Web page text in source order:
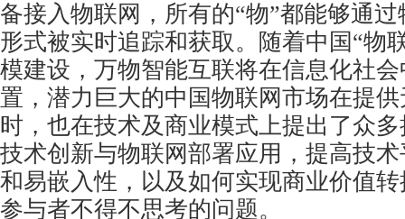
备接入物联网，所有的“物”都能够通
形式被实时追踪和获取。随着中国“物
模建设，万物智能互联将在信息化社
置，潜力巨大的中国物联网市场在提
时，也在技术及商业模式上提出了众
技术创新与物联网部署应用，提高技
和易嵌入性，以及如何实现商业价值
参与者不得不思考的问题。